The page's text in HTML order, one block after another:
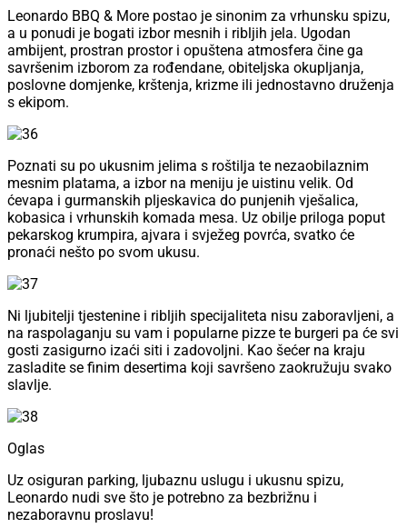
Leonardo BBQ & More postao je sinonim za vrhunsku spizu,
a u ponudi je bogati izbor mesnih i ribljih jela. Ugodan
ambijent, prostran prostor i opuštena atmosfera čine ga
savršenim izborom za rođendane, obiteljska okupljanja,
poslovne domjenke, krštenja, krizme ili jednostavno druženja
s ekipom.
Poznati su po ukusnim jelima s roštilja te nezaobilaznim
mesnim platama, a izbor na meniju je uistinu velik. Od
ćevapa i gurmanskih pljeskavica do punjenih vješalica,
kobasica i vrhunskih komada mesa. Uz obilje priloga poput
pekarskog krumpira, ajvara i svježeg povrća, svatko će
pronaći nešto po svom ukusu.
Ni ljubitelji tjestenine i ribljih specijaliteta nisu zaboravljeni, a
na raspolaganju su vam i popularne pizze te burgeri pa će svi
gosti zasigurno izaći siti i zadovoljni. Kao šećer na kraju
zasladite se finim desertima koji savršeno zaokružuju svako
slavlje.
Oglas
Uz osiguran parking, ljubaznu uslugu i ukusnu spizu,
Leonardo nudi sve što je potrebno za bezbrižnu i
nezaboravnu proslavu!